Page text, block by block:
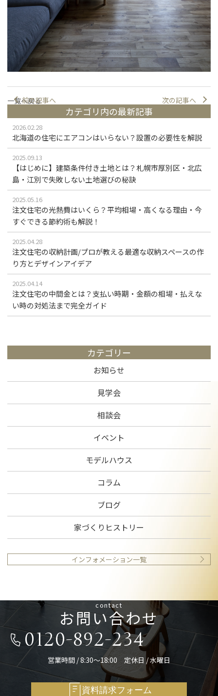
前の記事へ 次の記事へ
一覧へ戻る
カテゴリ内の最新記事
2026.02.28
北海道の住宅にエアコンはいらない？設置の必要性を解説
2025.09.13
【はじめに】建築条件付き土地とは？札幌市厚別区・北広
島・江別で失敗しない土地選びの秘訣
2025.05.16
注文住宅の光熱費はいくら？平均相場・高くなる理由・今
すぐできる節約術も解説！
2025.04.28
注文住宅の収納計画/プロが教える最適な収納スペースの作
り方とデザインアイデア
2025.04.14
注文住宅の中間金とは？支払い時期・金額の相場・払えな
い時の対処法まで完全ガイド
カテゴリー
お知らせ
見学会
相談会
イベント
モデルハウス
コラム
ブログ
家づくりヒストリー
インフォメーション一覧
contact
お問い合わせ
0120-892-234
営業時間 / 8:30～18:00 定休日 / 水曜日
資料請求フォーム